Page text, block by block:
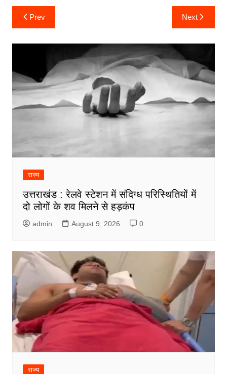
Post
navigation
Prev Next
राज्य
उत्तराखंड : रेलवे स्टेशन में संदिग्ध परिस्थितियों में
दो लोगों के शव मिलने से हड़कंप
admin August 9, 2026 0
राज्य